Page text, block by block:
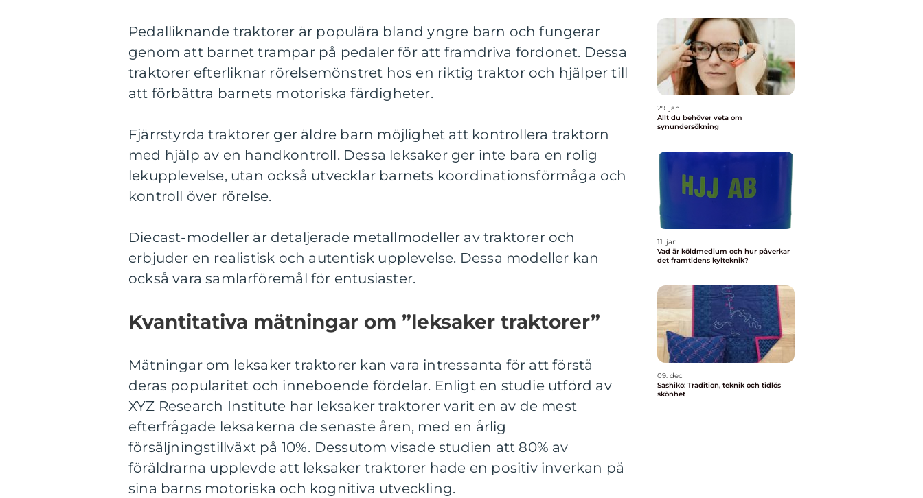
Pedalliknande traktorer är populära bland yngre barn och fungerar
genom att barnet trampar på pedaler för att framdriva fordonet. Dessa
traktorer efterliknar rörelsemönstret hos en riktig traktor och hjälper till
att förbättra barnets motoriska färdigheter.
Fjärrstyrda traktorer ger äldre barn möjlighet att kontrollera traktorn
med hjälp av en handkontroll. Dessa leksaker ger inte bara en rolig
lekupplevelse, utan också utvecklar barnets koordinationsförmåga och
kontroll över rörelse.
Diecast-modeller är detaljerade metallmodeller av traktorer och
erbjuder en realistisk och autentisk upplevelse. Dessa modeller kan
också vara samlarföremål för entusiaster.
Kvantitativa mätningar om ”leksaker traktorer”
Mätningar om leksaker traktorer kan vara intressanta för att förstå
deras popularitet och inneboende fördelar. Enligt en studie utförd av
XYZ Research Institute har leksaker traktorer varit en av de mest
efterfrågade leksakerna de senaste åren, med en årlig
försäljningstillväxt på 10%. Dessutom visade studien att 80% av
föräldrarna upplevde att leksaker traktorer hade en positiv inverkan på
sina barns motoriska och kognitiva utveckling.
29. jan
Allt du behöver veta om
synundersökning
11. jan
Vad är köldmedium och hur påverkar
det framtidens kylteknik?
09. dec
Sashiko: Tradition, teknik och tidlös
skönhet